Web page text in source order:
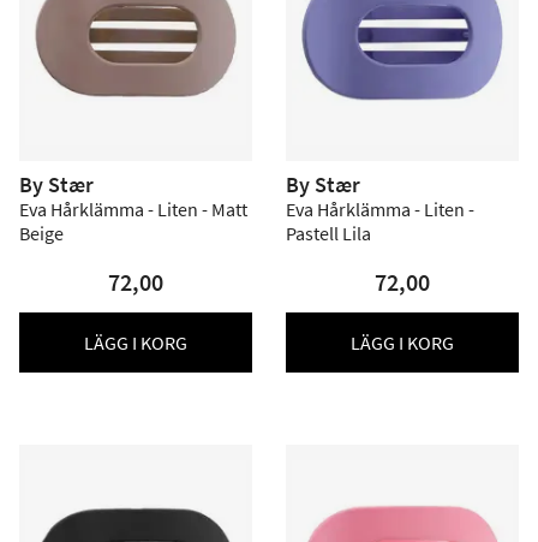
By Stær
Eva Hårklämma - Liten - Matt
Beige
72,00
LÄGG I KORG
By Stær
Eva Hårklämma - Liten -
Pastell Lila
72,00
LÄGG I KORG